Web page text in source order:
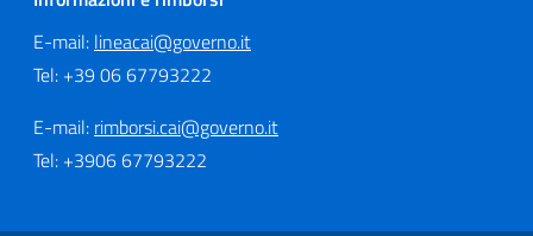
E-mail: lineacai@governo.it
Tel: +39 06 67793222
E-mail: rimborsi.cai@governo.it
Tel: +3906 67793222